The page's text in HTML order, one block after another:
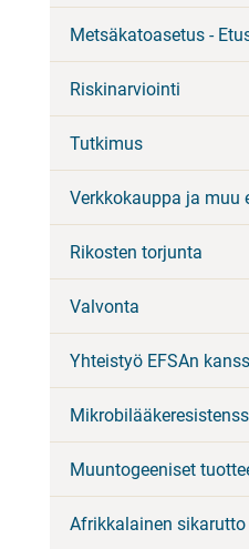
Metsäkatoasetus -
Riskinarviointi
Tutkimus
Verkkokauppa ja muu
Rikosten torjunta
Valvonta
Yhteistyö EFSAn
Muuntogeeniset
Afrikkalainen sikarutto